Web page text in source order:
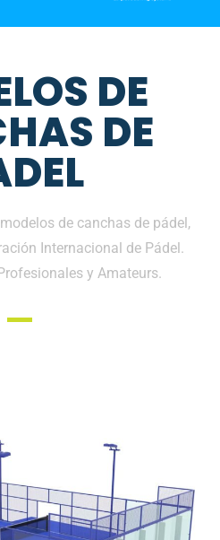
DE
DE
de canchas de pádel,
Internacional de Pádel.
y Amateurs.